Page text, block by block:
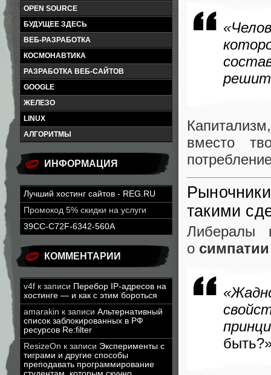
OPEN SOURCE
БУДУЩЕЕ ЗДЕСЬ
ВЕБ-РАЗРАБОТКА
КОСМОНАВТИКА
РАЗРАБОТКА ВЕБ-САЙТОВ
GOOGLE
ЖЕЛЕЗО
LINUX
АЛГОРИТМЫ
ИНФОРМАЦИЯ
Лучший хостинг сайтов - REG.RU
Промокод 5% скидки на услуги
39CC-C72F-6342-560A
КОММЕНТАРИИ
v4f к записи Перебор IP-адресов на
хостинге — и как с этим бороться
amarakin к записи Альтернативный
список заблокированных в РФ
ресурсов Re:filter
ResizeOn к записи Эксперименты с
тиграми и другие способы
преподавать программирование
вместо
такими
Либералы
о симпатии